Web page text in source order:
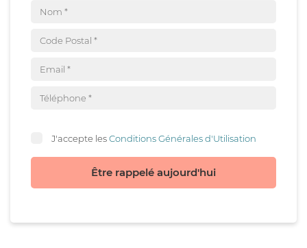
J'accepte lesConditions Générales d'Utilisation
Être rappelé aujourd'hui